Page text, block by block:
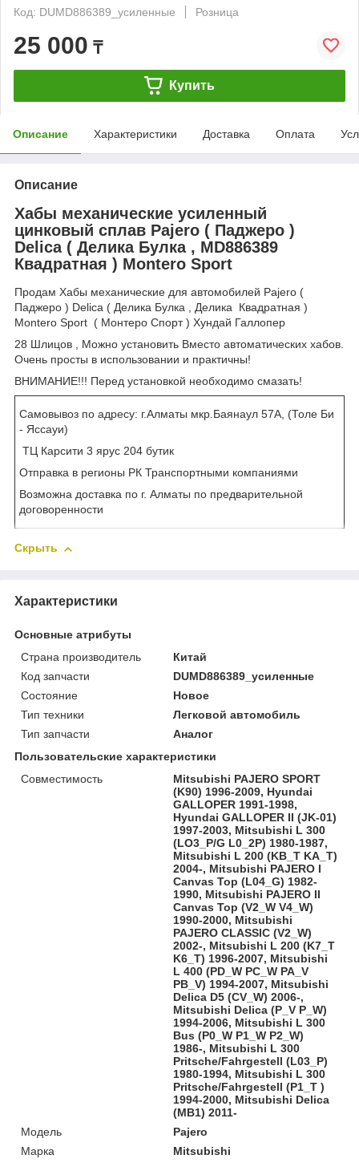
Код: DUMD886389_усиленные
Розница
25 000 ₸
Купить
Описание Характеристики Доставка Оплата
Описание
Хабы механические усиленный
цинковый сплав Pajero ( Паджеро )
Delica ( Делика Булка , MD886389
Квадратная ) Montero Sport
Продам Хабы механические для автомобилей Pajero (
Паджеро ) Delica ( Делика Булка , Делика Квадратная )
Montero Sport ( Монтеро Спорт ) Хундай Галлопер
28 Шлицов , Можно установить Вместо автоматических хабов.
Очень просты в использовании и практичны!
ВНИМАНИЕ!!! Перед установкой необходимо смазать!
Самовывоз по адресу: г.Алматы мкр.Баянаул 57А, (Толе Би
- Яссауи)
ТЦ Карсити 3 ярус 204 бутик
Отправка в регионы РК Транспортными компаниями
Возможна доставка по г. Алматы по предварительной
договоренности
Скрыть
Характеристики
Основные атрибуты
Страна производитель
Китай
Код запчасти
DUMD886389_усиленные
Состояние
Новое
Тип техники
Легковой автомобиль
Тип запчасти
Аналог
Пользовательские характеристики
Совместимость
Mitsubishi PAJERO SPORT
(K90) 1996-2009, Hyundai
GALLOPER 1991-1998,
Hyundai GALLOPER II (JK-01)
1997-2003, Mitsubishi L 300
(LO3_P/G L0_2P) 1980-1987,
Mitsubishi L 200 (KB_T KA_T)
2004-, Mitsubishi PAJERO I
Canvas Top (L04_G) 1982-
1990, Mitsubishi PAJERO II
Canvas Top (V2_W V4_W)
1990-2000, Mitsubishi
PAJERO CLASSIC (V2_W)
2002-, Mitsubishi L 200 (K7_T
K6_T) 1996-2007, Mitsubishi
L 400 (PD_W PC_W PA_V
PB_V) 1994-2007, Mitsubishi
Delica D5 (CV_W) 2006-,
Mitsubishi Delica (P_V P_W)
1994-2006, Mitsubishi L 300
Bus (P0_W P1_W P2_W)
1986-, Mitsubishi L 300
Pritsche/Fahrgestell (L03_P)
1980-1994, Mitsubishi L 300
Pritsche/Fahrgestell (P1_T )
1994-2000, Mitsubishi Delica
(MB1) 2011-
Модель
Pajero
Марка
Mitsubishi